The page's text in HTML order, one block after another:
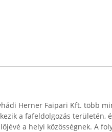
Herner Faipari Kft. több
a fafeldolgozás területén,
a helyi közösségnek. A